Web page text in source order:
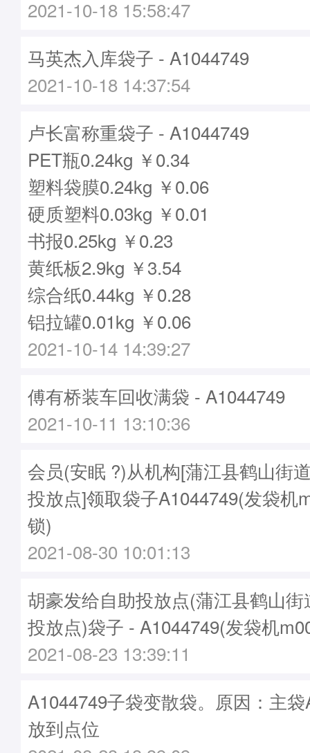
2021-10-18 15:58:47
马英杰入库袋子 - A1044749
2021-10-18 14:37:54
卢长富称重袋子 - A1044749
PET瓶0.24kg ￥0.34
塑料袋膜0.24kg ￥0.06
硬质塑料0.03kg ￥0.01
书报0.25kg ￥0.23
黄纸板2.9kg ￥3.54
综合纸0.44kg ￥0.28
铝拉罐0.01kg ￥0.06
2021-10-14 14:39:27
傅有桥装车回收满袋 - A1044749
2021-10-11 13:10:36
会员(安眠 ?)从机构[蒲江县鹤山街
投放点]领取袋子A1044749(发袋机
锁)
2021-08-30 10:01:13
胡豪发给自助投放点(蒲江县鹤山
投放点)袋子 - A1044749(发袋机
2021-08-23 13:39:11
A1044749子袋变散袋。原因：主
放到点位